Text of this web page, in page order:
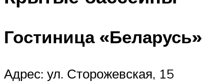
Гостиница «Беларусь»
Адрес: ул. Сторожевская, 15